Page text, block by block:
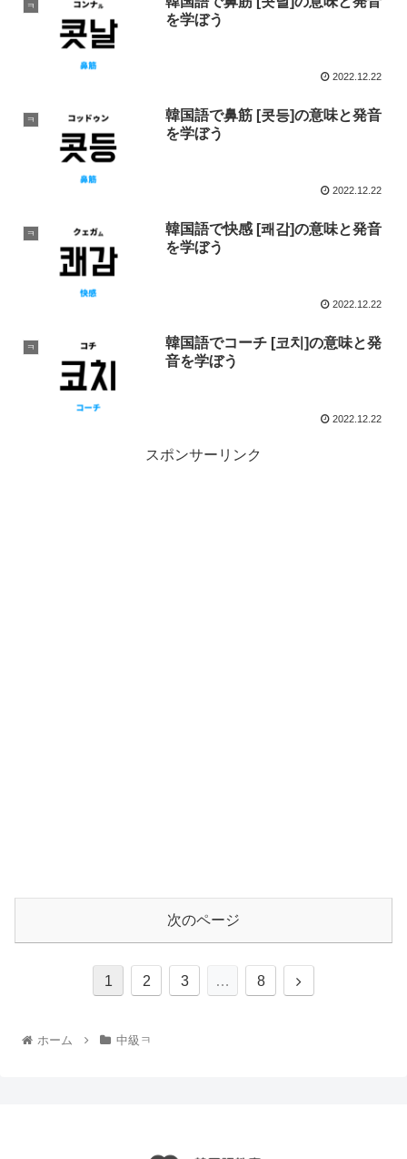
ㅋ
を学ぼう
2022.12.22
ㅋ
韓国語で鼻筋 [콧등]の意味と発音
を学ぼう
2022.12.22
ㅋ
韓国語で快感 [쾌감]の意味と発音
を学ぼう
2022.12.22
ㅋ
韓国語でコーチ [코치]の意味と発
音を学ぼう
2022.12.22
スポンサーリンク
次のページ
1 2 3 … 8
ホーム 中級ㅋ